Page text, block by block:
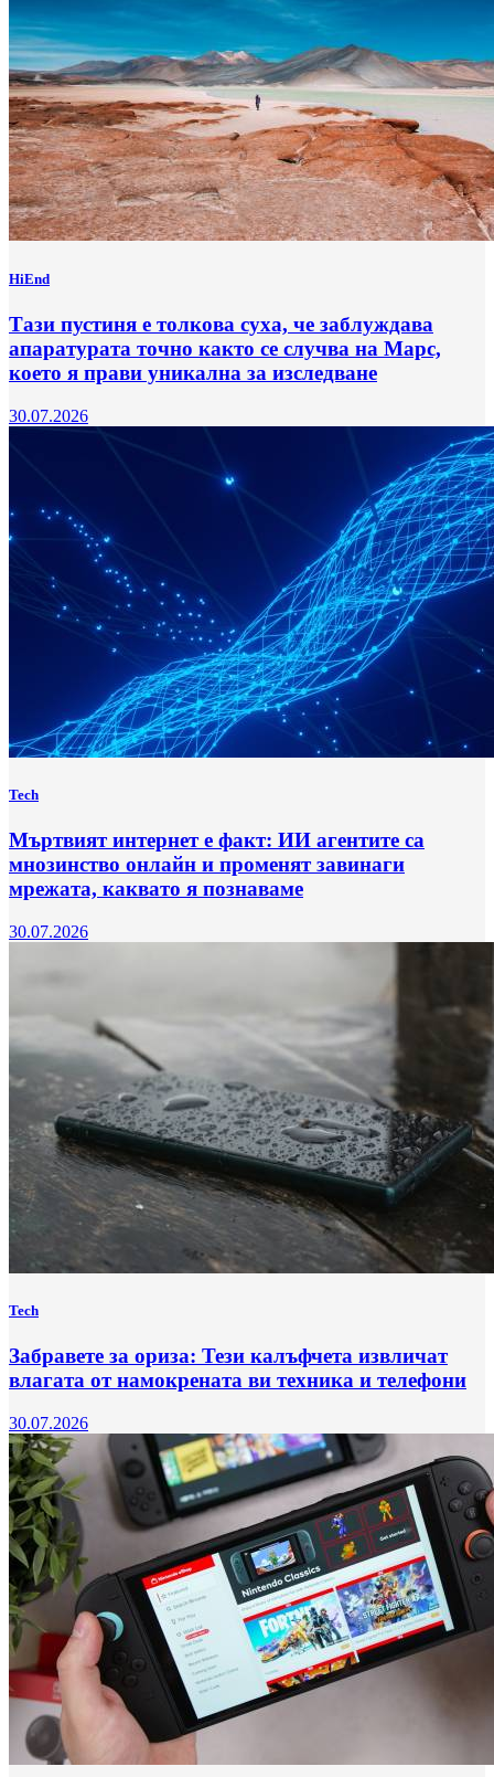
HiEnd
Тази пустиня е толкова суха, че заблуждава
апаратурата точно както се случва на Марс,
което я прави уникална за изследване
30.07.2026
Tech
Мъртвият интернет е факт: ИИ агентите са
мнозинство онлайн и променят завинаги
мрежата, каквато я познаваме
30.07.2026
Tech
Забравете за ориза: Тези калъфчета извличат
влагата от намокрената ви техника и телефони
30.07.2026